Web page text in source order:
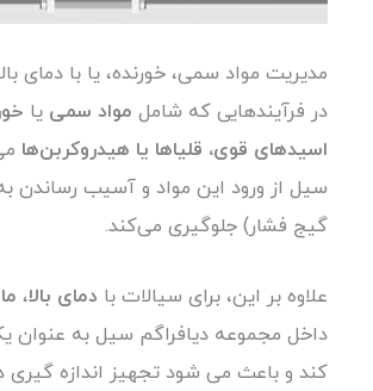
مدیریت مواد سمی، خورنده، یا با دمای
در فرآیندهایی که شامل مواد سمی یا
اسیدهای قوی، قلیاها یا هیدروکربن‌ها
سیل از ورود این مواد و آسیب رساندن
گیج فشار) جلوگیری می‌کند.
علاوه بر این، برای سیالات با دمای بالا،
داخل مجموعه دیافراگم سیل به عنوان
کند و باعث می شود تجهیز اندازه گیری